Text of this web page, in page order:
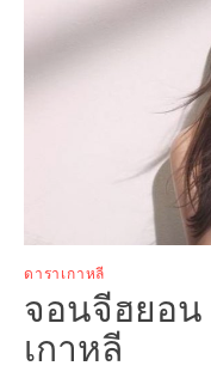
ดาราเกาหลี
จอนจีฮยอน
เกาหลี